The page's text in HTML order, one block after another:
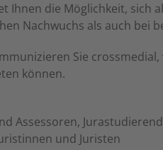
Ihnen die Möglichkeit,
Nachwuchs als auch bei
Sie
können.
Assessoren,
und Juristen